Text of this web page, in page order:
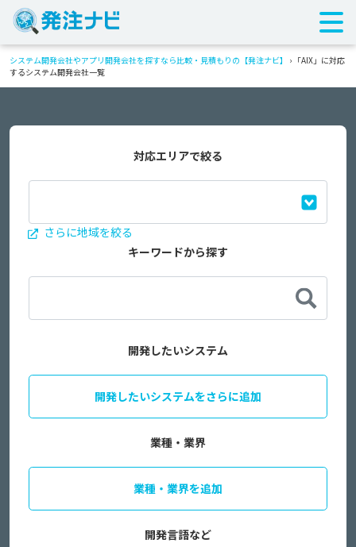
システム開発会社やアプリ開発会社を探すなら比較・見積もりの【発注ナビ】 › 「AIX」に対応
するシステム開発会社一覧
対応エリアで絞る
さらに地域を絞る
キーワードから探す
開発したいシステム
開発したいシステムをさらに追加
業種・業界
業種・業界を追加
開発言語など